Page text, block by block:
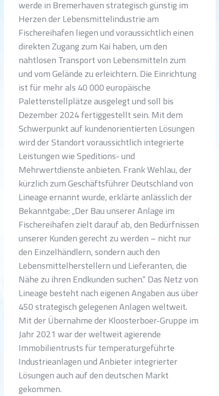
werde in Bremerhaven strategisch günstig im
Herzen der Lebensmittelindustrie am
Fischereihafen liegen und voraussichtlich einen
direkten Zugang zum Kai haben, um den
nahtlosen Transport von Lebensmitteln zum
und vom Gelände zu erleichtern. Die Einrichtung
ist für mehr als 40 000 europäische
Palettenstellplätze ausgelegt und soll bis
Dezember 2024 fertiggestellt sein. Mit dem
Schwerpunkt auf kundenorientierten Lösungen
wird der Standort voraussichtlich integrierte
Leistungen wie Speditions- und
Mehrwertdienste anbieten. Frank Wehlau, der
kürzlich zum Geschäftsführer Deutschland von
Lineage ernannt wurde, erklärte anlässlich der
Bekanntgabe: „Der Bau unserer Anlage im
Fischereihafen zielt darauf ab, den Bedürfnissen
unserer Kunden gerecht zu werden – nicht nur
den Einzelhändlern, sondern auch den
Lebensmittelherstellern und Lieferanten, die
Nähe zu ihren Endkunden suchen.“ Das Netz von
Lineage besteht nach eigenen Angaben aus über
450 strategisch gelegenen Anlagen weltweit.
Mit der Übernahme der Kloosterboer-Gruppe im
Jahr 2021 war der weltweit agierende
Immobilientrusts für temperaturgeführte
Industrieanlagen und Anbieter integrierter
Lösungen auch auf den deutschen Markt
gekommen.